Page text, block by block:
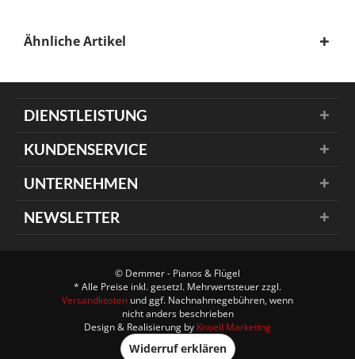
Ähnliche Artikel
DIENSTLEISTUNG
KUNDENSERVICE
UNTERNEHMEN
NEWSLETTER
© Demmer - Pianos & Flügel
* Alle Preise inkl. gesetzl. Mehrwertsteuer zzgl.
Versandkosten und ggf. Nachnahmegebühren, wenn
nicht anders beschrieben
Design & Realisierung by Knoell Marketing
Widerruf erklären